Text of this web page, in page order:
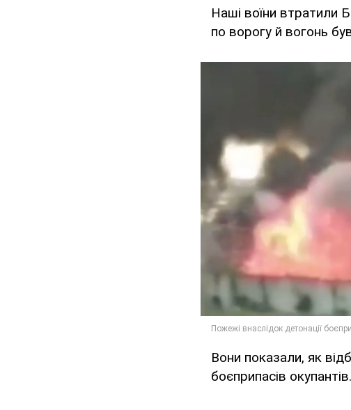
Наші воїни втратили
по ворогу й вогонь
Вони показали, як
боєприпасів